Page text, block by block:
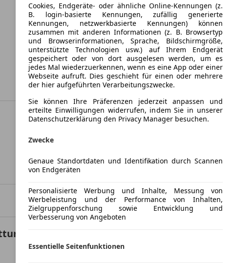
Schadstoffklasse
Euro 6d
Kraftstoff
l/
CO₂-Emissionen
190 g/km
Komfort
Armlehne
Mehr anzeigen
Farbe laut Hersteller
Deep
Cookies, Endgeräte- oder ähnliche Online-Kennungen (z.
B. login-basierte Kennungen, zufällig generierte
Kennungen, netzwerkbasierte Kennungen) können
zusammen mit anderen Informationen (z. B. Browsertyp
und Browserinformationen, Sprache, Bildschirmgröße,
unterstützte Technologien usw.) auf Ihrem Endgerät
gespeichert oder von dort ausgelesen werden, um es
jedes Mal wiederzuerkennen, wenn es eine App oder einer
Webseite aufruft. Dies geschieht für einen oder mehrere
der hier aufgeführten Verarbeitungszwecke.
Sie können Ihre Präferenzen jederzeit anpassen und
erteilte Einwilligungen widerrufen, indem Sie in unserer
Datenschutzerklärung den Privacy Manager besuchen.
Zwecke
Genaue Standortdaten und Identifikation durch Scannen
von Endgeräten
Personalisierte Werbung und Inhalte, Messung von
Werbeleistung und der Performance von Inhalten,
Zielgruppenforschung sowie Entwicklung und
Verbesserung von Angeboten
Essentielle Seitenfunktionen